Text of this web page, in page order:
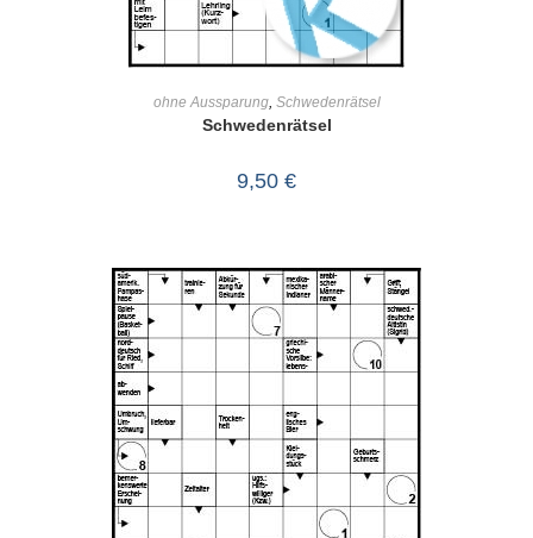
ohne Aussparung, Schwedenrätsel
Schwedenrätsel
9,50 €